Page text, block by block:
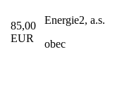
85,00
EUR
Energie2, a.s.
obec